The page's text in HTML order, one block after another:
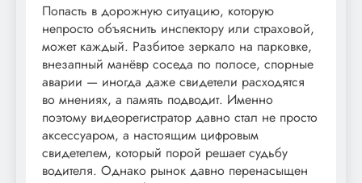
Попасть в дорожную ситуацию, которую
непросто объяснить инспектору или страховой,
может каждый. Разбитое зеркало на парковке,
внезапный манёвр соседа по полосе, спорные
аварии — иногда даже свидетели расходятся
во мнениях, а память подводит. Именно
поэтому видеорегистратор давно стал не просто
аксессуаром, а настоящим цифровым
свидетелем, который порой решает судьбу
водителя. Однако рынок давно перенасыщен